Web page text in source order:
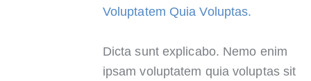
Voluptatem Quia Voluptas.
Dicta sunt explicabo. Nemo enim
ipsam voluptatem quia voluptas sit